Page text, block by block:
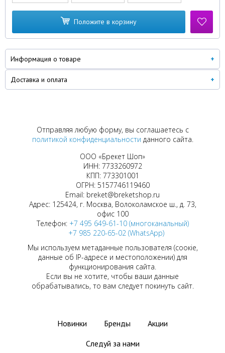
Положите в корзину
Информация о товаре
Доставка и оплата
Отправляя любую форму, вы соглашаетесь с
политикой конфиденциальности данного сайта.
ООО «Брекет Шоп»
ИНН: 7733260972
КПП: 773301001
ОГРН: 5157746119460
Email: breket@breketshop.ru
Адрес: 125424, г. Москва, Волоколамское ш., д. 73,
офис 100
Телефон: +7 495 649-61-10 (многоканальный)
+7 985 220-65-02 (WhatsApp)
Мы используем метаданные пользователя (соокіе,
данные об IP-адресе и местоположении) для
функционирования сайта.
Если вы не хотите, чтобы ваши данные
обрабатывались, то вам следует покинуть сайт.
Новинки Бренды
Акции
Следуй за нами